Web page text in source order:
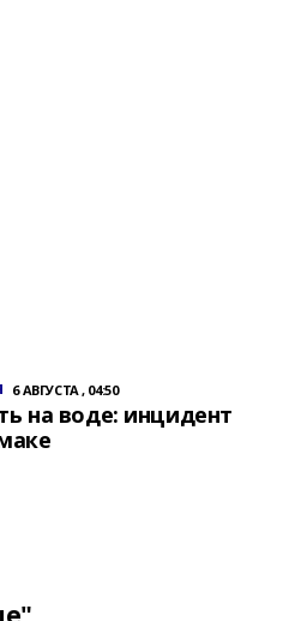
6 АВГУСТА , 04:50
на воде: инцидент